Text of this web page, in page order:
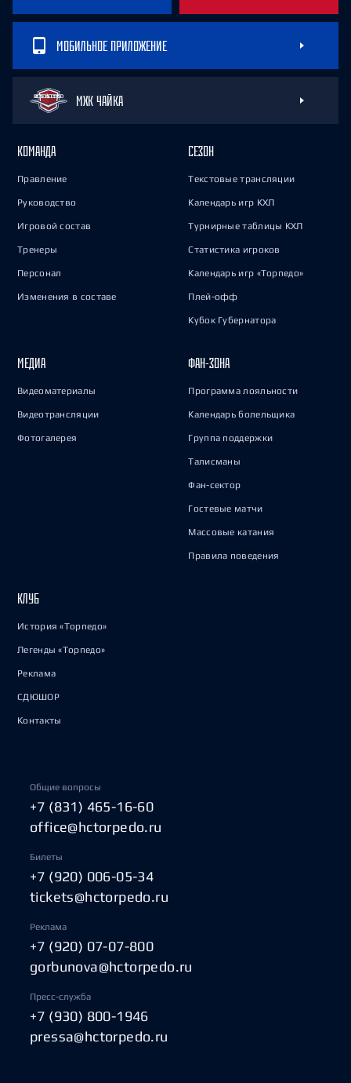
МОБИЛЬНОЕ ПРИЛОЖЕНИЕ
МХК ЧАЙКА
КОМАНДА
Правление
Руководство
Игровой состав
Тренеры
Персонал
Изменения в составе
СЕЗОН
Текстовые трансляции
Календарь игр КХЛ
Турнирные таблицы КХЛ
Статистика игроков
Календарь игр «Торпедо»
Плей-офф
Кубок Губернатора
МЕДИА
Видеоматериалы
Видеотрансляции
Фотогалерея
ФАН-ЗОНА
Программа лояльности
Календарь болельщика
Группа поддержки
Талисманы
Фан-сектор
Гостевые матчи
Массовые катания
Правила поведения
КЛУБ
История «Торпедо»
Легенды «Торпедо»
Реклама
СДЮШОР
Контакты
Общие вопросы
+7 (831) 465-16-60
office@hctorpedo.ru
Билеты
+7 (920) 006-05-34
tickets@hctorpedo.ru
Реклама
+7 (920) 07-07-800
gorbunova@hctorpedo.ru
Пресс-служба
+7 (930) 800-1946
pressa@hctorpedo.ru